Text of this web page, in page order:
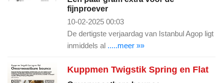
fijnproever
10-02-2025 00:03
De dertigste verjaardag van Istanbul Agop ligt
inmiddels al .....meer »»
Kuppmen Twigstik Spring en Flat